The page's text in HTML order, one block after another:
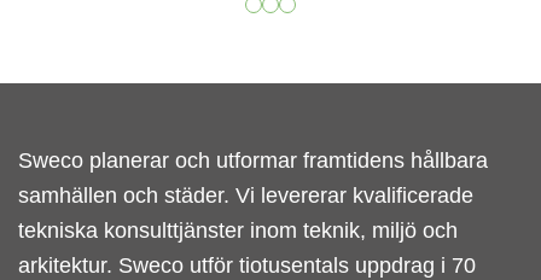
Sweco planerar och utformar framtidens hållbara
samhällen och städer. Vi levererar kvalificerade
tekniska konsulttjänster inom teknik, miljö och
arkitektur. Sweco utför tiotusentals uppdrag i 70